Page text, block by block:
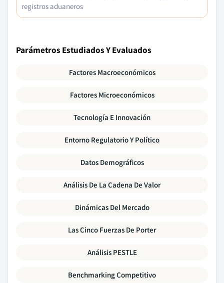
registros aduaneros
Parámetros Estudiados Y Evaluados
Factores Macroeconómicos
Factores Microeconómicos
Tecnología E Innovación
Entorno Regulatorio Y Político
Datos Demográficos
Análisis De La Cadena De Valor
Dinámicas Del Mercado
Las Cinco Fuerzas De Porter
Análisis PESTLE
Benchmarking Competitivo